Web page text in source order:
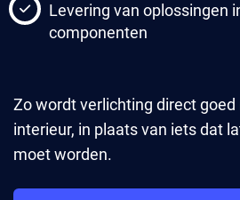
Levering van oplossingen
componenten
Zo wordt verlichting direct
interieur, in plaats van iets dat
moet worden.